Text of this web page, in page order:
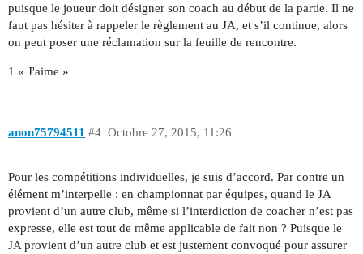
puisque le joueur doit désigner son coach au début de la partie. Il ne
faut pas hésiter à rappeler le règlement au JA, et s’il continue, alors
on peut poser une réclamation sur la feuille de rencontre.
1 « J'aime »
anon75794511 Octobre 27, 2015, 11:26
#4
Pour les compétitions individuelles, je suis d’accord. Par contre un
élément m’interpelle : en championnat par équipes, quand le JA
provient d’un autre club, même si l’interdiction de coacher n’est pas
expresse, elle est tout de même applicable de fait non ? Puisque le
JA provient d’un autre club et est justement convoqué pour assurer